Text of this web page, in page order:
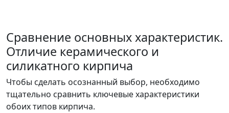
Сравнение основных характеристик.
Отличие керамического и
силикатного кирпича
Чтобы сделать осознанный выбор, необходимо
тщательно сравнить ключевые характеристики
обоих типов кирпича.